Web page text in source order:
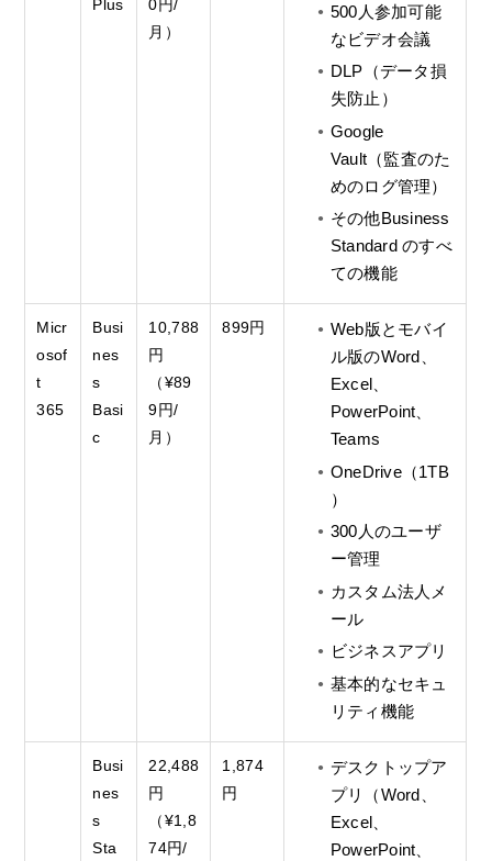
Plus
0円/
月）
500人参加可能
なビデオ会議
DLP（データ損
失防止）
Google
Vault（監査のた
めのログ管理）
その他Business
Standard のすべ
ての機能
Micr
osof
t
365
Busi
nes
s
Basi
c
10,788
円
（¥89
9円/
月）
899円
Web版とモバイ
ル版のWord、
Excel、
PowerPoint、
Teams
OneDrive（1TB
）
300人のユーザ
ー管理
カスタム法人メ
ール
ビジネスアプリ
基本的なセキュ
リティ機能
Busi
nes
s
Sta
22,488
円
（¥1,8
74円/
1,874
円
デスクトップア
プリ（Word、
Excel、
PowerPoint、